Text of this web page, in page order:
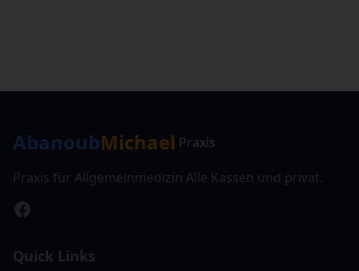
AbanoubMichael Praxis
Praxis für Allgemeinmedizin Alle Kassen und privat.
Quick Links